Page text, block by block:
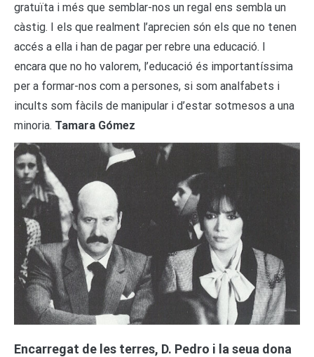
gratuïta i més que semblar-nos un regal ens sembla un
càstig. I els que realment l’aprecien són els que no tenen
accés a ella i han de pagar per rebre una educació. I
encara que no ho valorem, l’educació és importantíssima
per a formar-nos com a persones, si som analfabets i
incults som fàcils de manipular i d’estar sotmesos a una
minoria. Tamara Gómez
Encarregat de les terres, D. Pedro i la seua dona